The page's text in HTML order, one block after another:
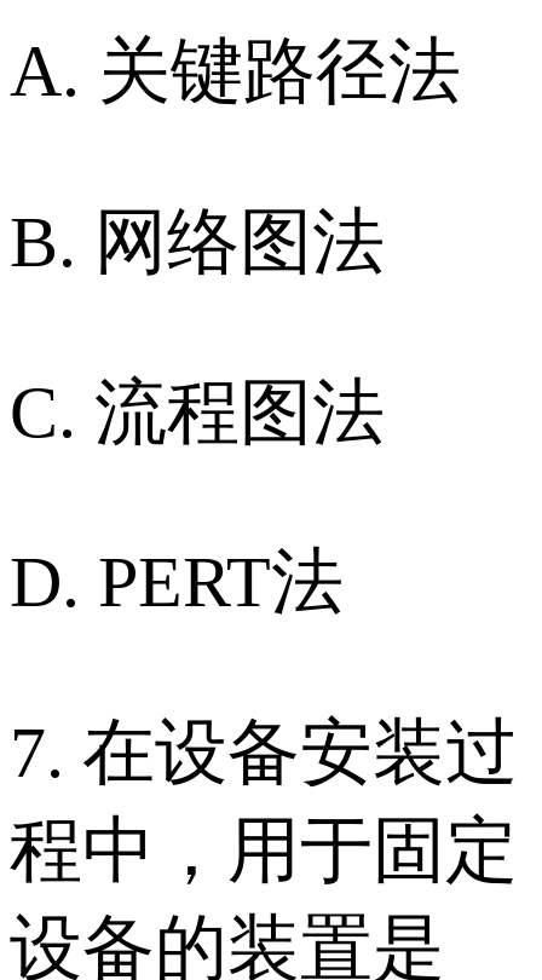
A. 关键路径法
B. 网络图法
C. 流程图法
D. PERT法
7. 在设备安装过
程中，用于固定
设备的装置是